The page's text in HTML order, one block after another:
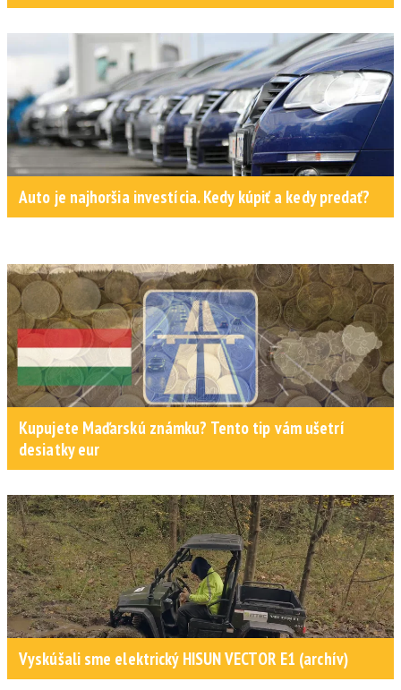
Auto je najhoršia investícia. Kedy kúpiť a kedy predať?
Kupujete Maďarskú známku? Tento tip vám ušetrí
desiatky eur
Vyskúšali sme elektrický HISUN VECTOR E1 (archív)